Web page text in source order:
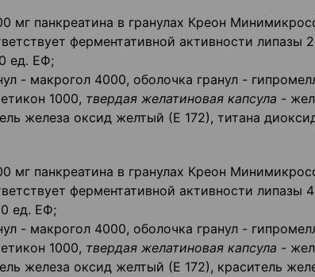
мг панкреатина в гранулах Креон
ферментативной активности липазы
ед. ЕФ;
- макрогол 4000, оболочка гранул -
1000, твердая желатиновая капсула -
железа оксид желтый (Е 172), титана
мг панкреатина в гранулах Креон
ферментативной активности липазы
ед. ЕФ;
- макрогол 4000, оболочка гранул -
1000, твердая желатиновая капсула -
железа оксид желтый (Е 172), краситель